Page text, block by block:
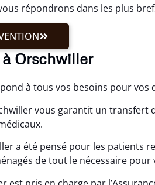
répondrons dans les plus
Orschwiller
à tous vos besoins pour vos
vous garantit un transfert
a été pensé pour les patients
de tout le nécessaire